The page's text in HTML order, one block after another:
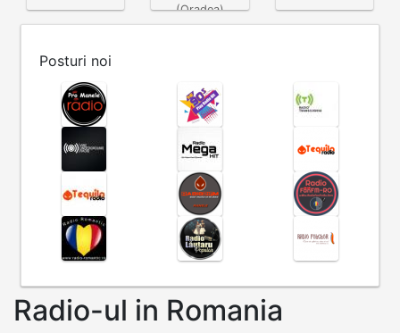
(Oradea)
Posturi noi
Radio-ul in Romania